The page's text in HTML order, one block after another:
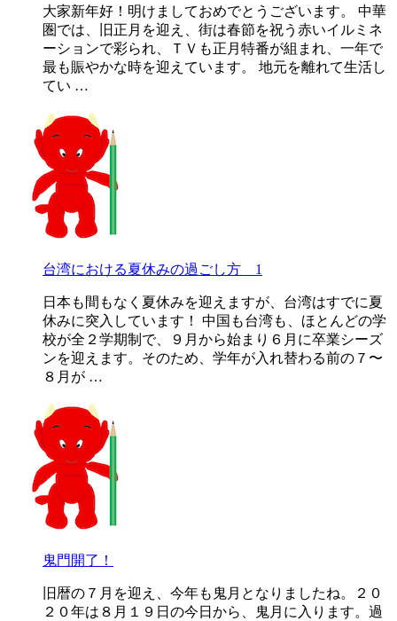
大家新年好！明けましておめでとうございます。 中華
圏では、旧正月を迎え、街は春節を祝う赤いイルミネ
ーションで彩られ、ＴＶも正月特番が組まれ、一年で
最も賑やかな時を迎えています。 地元を離れて生活し
てい …
台湾における夏休みの過ごし方 1
日本も間もなく夏休みを迎えますが、台湾はすでに夏
休みに突入しています！ 中国も台湾も、ほとんどの学
校が全２学期制で、９月から始まり６月に卒業シーズ
ンを迎えます。そのため、学年が入れ替わる前の７〜
８月が …
鬼門開了！
旧暦の７月を迎え、今年も鬼月となりましたね。２０
２０年は８月１９日の今日から、鬼月に入ります。過